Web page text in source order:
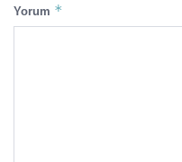
Yorum *